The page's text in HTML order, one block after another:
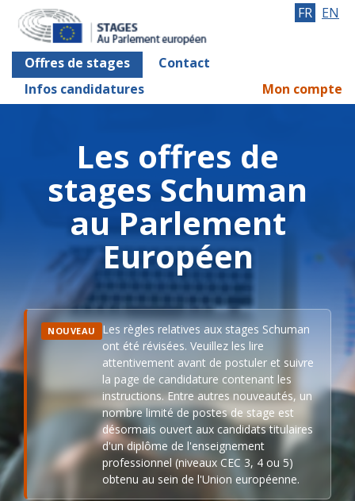
Offres de stages
Contact
Infos candidatures
FR EN
Mon compte
Les offres de
stages Schuman
au Parlement
Européen
NOUVEAU
Les règles relatives aux stages Schuman
ont été révisées. Veuillez les lire
attentivement avant de postuler et suivre
la page de candidature contenant les
instructions. Entre autres nouveautés, un
nombre limité de postes de stage est
désormais ouvert aux candidats titulaires
d'un diplôme de l'enseignement
professionnel (niveaux CEC 3, 4 ou 5)
obtenu au sein de l'Union européenne.